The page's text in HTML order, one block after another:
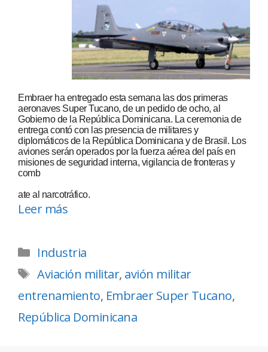
Embraer ha entregado esta semana las dos primeras
aeronaves Super Tucano, de un pedido de ocho, al
Gobierno de la República Dominicana. La ceremonia de
entrega contó con las presencia de militares y
diplomáticos de la República Dominicana y de Brasil. Los
aviones serán operados por la fuerza aérea del país en
misiones de seguridad interna, vigilancia de fronteras y
comb
ate al narcotráfico.
Leer más
Industria
Aviación militar, avión militar
entrenamiento, Embraer Super Tucano,
República Dominicana